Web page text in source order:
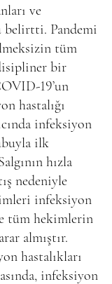
ve
belirtti. Pandemi
tüm
bir
19’un
hastalığı
infeksiyon
ilk
hızla
nedeniyle
infeksiyon
tüm hekimlerin
almıştır.
hastalıkları
infeksiyon